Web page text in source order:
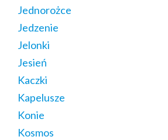
Jednorożce
Jedzenie
Jelonki
Jesień
Kaczki
Kapelusze
Konie
Kosmos